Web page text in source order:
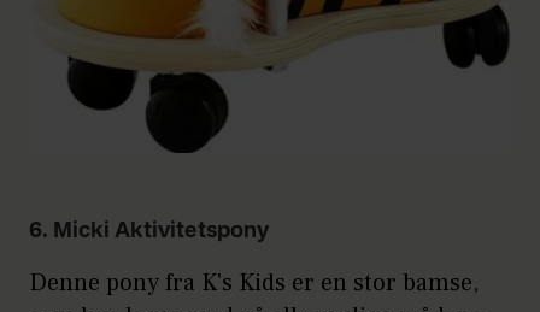
6. Micki Aktivitetspony
Denne pony fra K's Kids er en stor bamse,